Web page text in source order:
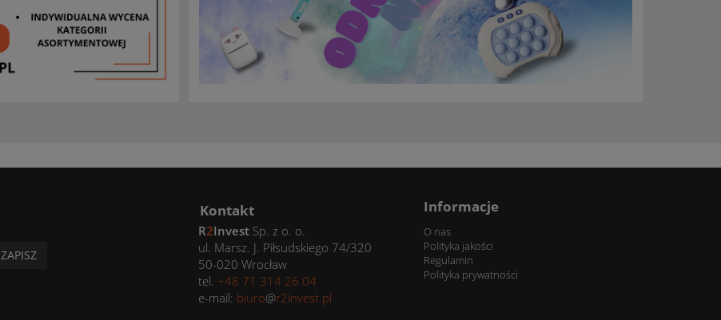
ZAPISZ
Kontakt
R2Invest Sp. z o. o.
ul. Marsz. J. Piłsudskiego 74/320
50-020 Wrocław
tel. +48 71 314 26 04
e-mail: biuro@r2invest.pl
Informacje
O nas
Polityka jakości
Regulamin
Polityka prywatności